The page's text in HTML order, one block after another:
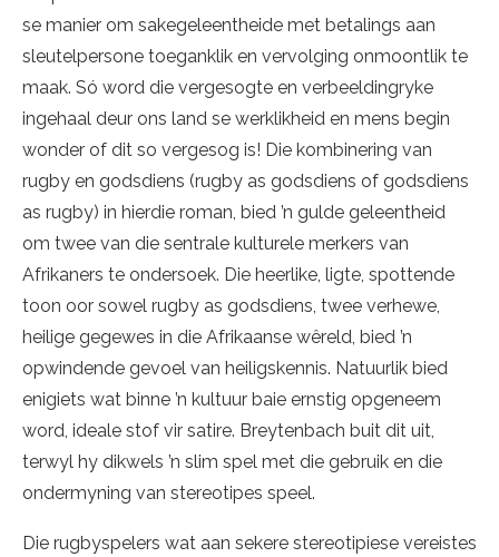
se manier om sakegeleentheide met betalings aan
sleutelpersone toeganklik en vervolging onmoontlik te
maak. Só word die vergesogte en verbeeldingryke
ingehaal deur ons land se werklikheid en mens begin
wonder of dit so vergesog is! Die kombinering van
rugby en godsdiens (rugby as godsdiens of godsdiens
as rugby) in hierdie roman, bied ’n gulde geleentheid
om twee van die sentrale kulturele merkers van
Afrikaners te ondersoek. Die heerlike, ligte, spottende
toon oor sowel rugby as godsdiens, twee verhewe,
heilige gegewes in die Afrikaanse wêreld, bied ’n
opwindende gevoel van heiligskennis. Natuurlik bied
enigiets wat binne ’n kultuur baie ernstig opgeneem
word, ideale stof vir satire. Breytenbach buit dit uit,
terwyl hy dikwels ’n slim spel met die gebruik en die
ondermyning van stereotipes speel.
Die rugbyspelers wat aan sekere stereotipiese vereistes